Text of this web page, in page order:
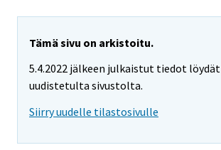
Tämä sivu on arkistoitu.
5.4.2022 jälkeen julkaistut tiedot löydät
uudistetulta sivustolta.
Siirry uudelle tilastosivulle